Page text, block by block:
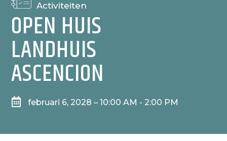
Activiteiten
OPEN HUIS
LANDHUIS
ASCENCION
 februari 6, 2028 – 10:00 AM - 2:00 PM